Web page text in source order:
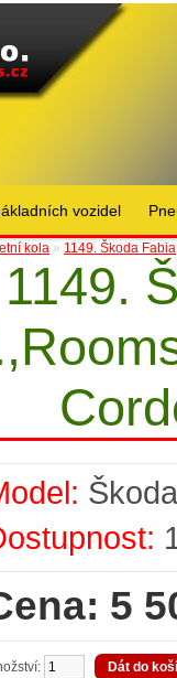
vozidel
kola » 1149. Škoda
1149.
Škoda
5